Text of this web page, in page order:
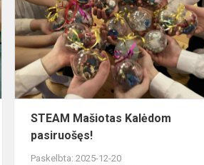
veikėjai
atgyja!
STEAM Mašiotas Kalėdom
pasiruošęs!
Paskelbta: 2025-12-20